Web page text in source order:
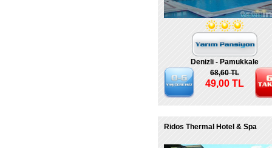
Denizli - Pamukkale
68,60 TL
49,00 TL
Ridos Thermal Hotel & Spa